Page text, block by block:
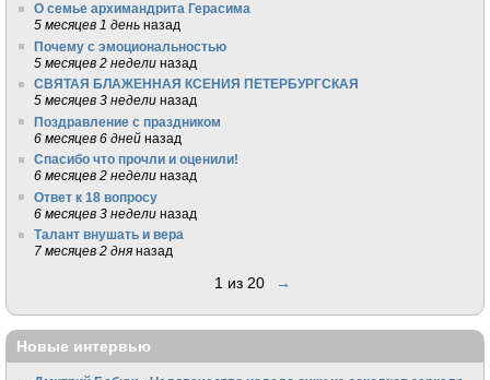
О семье архимандрита Герасима
5 месяцев 1 день назад
Почему с эмоциональностью
5 месяцев 2 недели назад
СВЯТАЯ БЛАЖЕННАЯ КСЕНИЯ ПЕТЕРБУРГСКАЯ
5 месяцев 3 недели назад
Поздравление с праздником
6 месяцев 6 дней назад
Спасибо что прочли и оценили!
6 месяцев 2 недели назад
Ответ к 18 вопросу
6 месяцев 3 недели назад
Талант внушать и вера
7 месяцев 2 дня назад
1 из 20 →
Новые интервью